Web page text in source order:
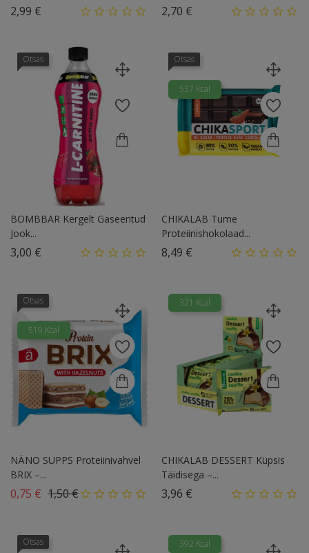
2,99 € 2,70 €
Otsas
BOMBBAR Kergelt Gaseeritud
Jook...
3,00 €
Otsas
537 Kcal
CHIKALAB Tume
Proteiinishokolaad...
8,49 €
Otsas
519 Kcal
NÄNO SUPPS Proteiinivahvel
BRIX –...
0,75 € Tavahind
1,50 €Hind
321 Kcal
CHIKALAB DESSERT Küpsis
Täidisega –...
3,96 €
Otsas 392 Kcal